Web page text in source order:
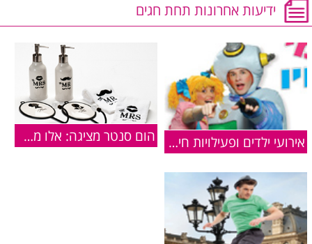
ידיעות אחרונות תחת חגים
אירועי ילדים ופעילויות חינם - פסח 2013 הום סנטר מציגה: אלו מתנות כדאי לקנות לחג האהבה?